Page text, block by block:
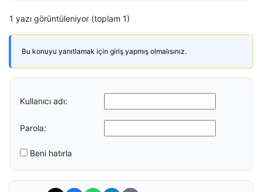
1 yazı görüntüleniyor (toplam 1)
Bu konuyu yanıtlamak için giriş yapmış olmalısınız.
Kullanıcı adı:
Parola:
Beni hatırla